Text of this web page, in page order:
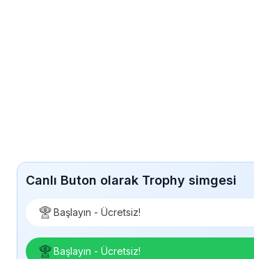
Canlı Buton olarak Trophy simgesi
Başlayın - Ücretsiz!
Başlayın - Ücretsiz!